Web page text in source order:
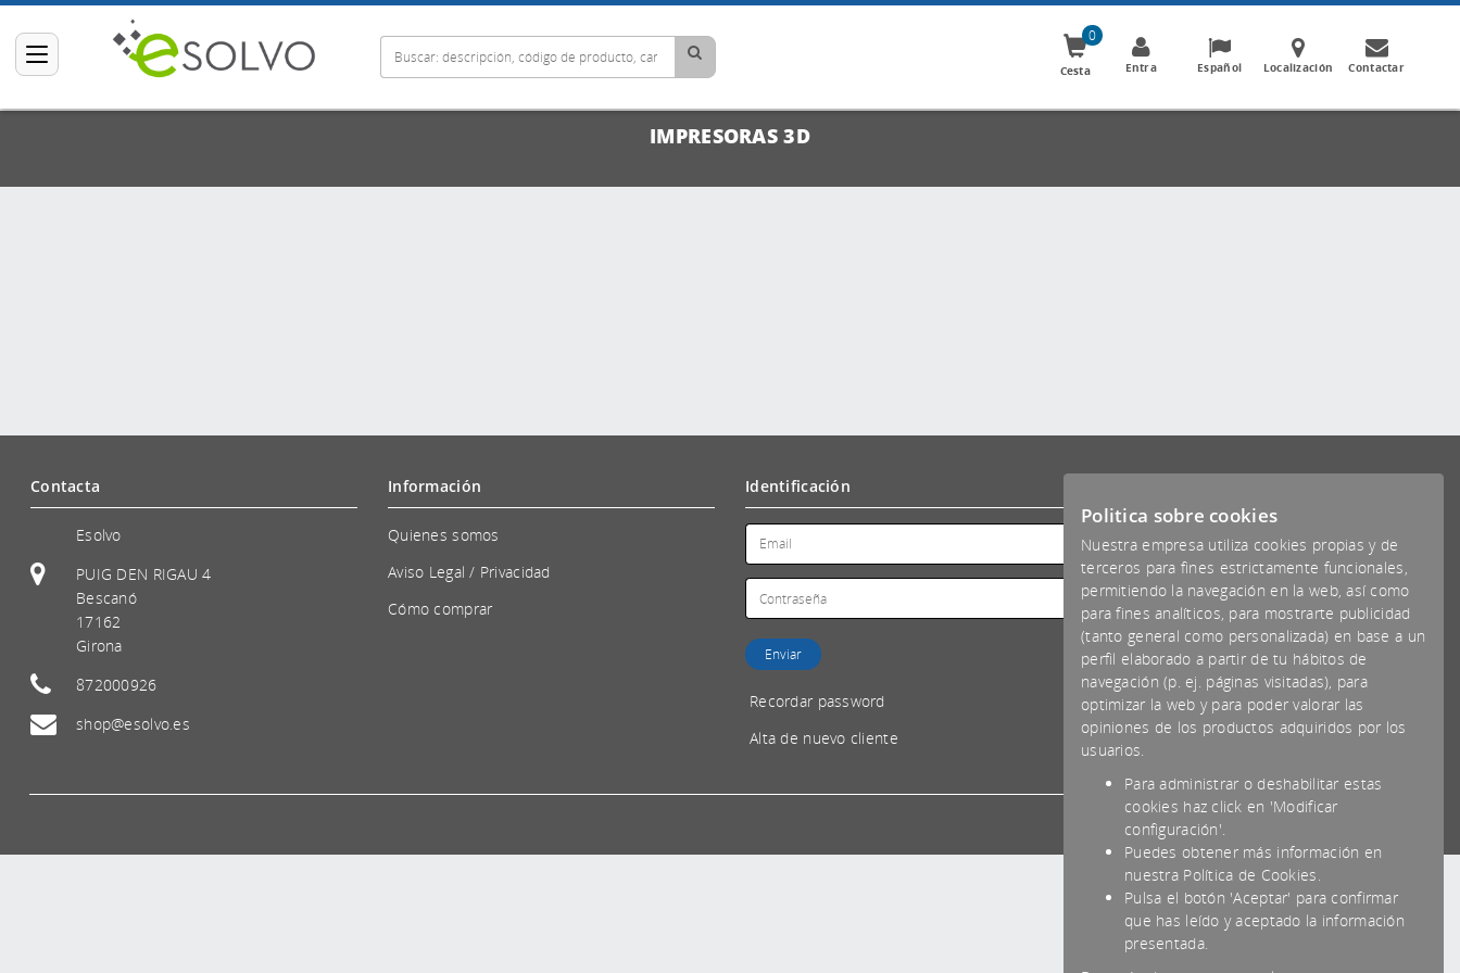
Cesta
0
Entra Español Localización Contactar
IMPRESORAS 3D
Contacta
Esolvo
PUIG DEN RIGAU 4
Bescanó
17162
Girona
872000926
shop@esolvo.es
Información
Quienes somos
Aviso Legal / Privacidad
Cómo comprar
Identificación
Recordar password
Alta de nuevo cliente
Politica sobre cookies
Nuestra empresa utiliza cookies propias y de
terceros para fines estrictamente funcionales,
permitiendo la navegación en la web, así como
para fines analíticos, para mostrarte publicidad
(tanto general como personalizada) en base a un
perfil elaborado a partir de tu hábitos de
navegación (p. ej. páginas visitadas), para
optimizar la web y para poder valorar las
opiniones de los productos adquiridos por los
usuarios.
Para administrar o deshabilitar estas
cookies haz click en 'Modificar
configuración'.
Puedes obtener más información en
nuestra Política de Cookies.
Pulsa el botón 'Aceptar' para confirmar
que has leído y aceptado la información
presentada.